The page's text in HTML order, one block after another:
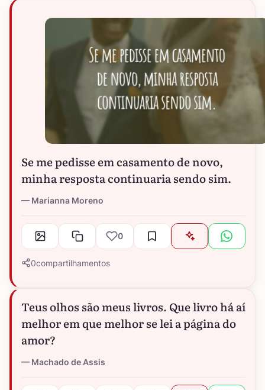
Se me pedisse em casamento de novo,
minha resposta continuaria sendo sim.
Marianna Moreno
0
0compartilhamentos
Teus olhos são meus livros. Que livro há aí
melhor em que melhor se lei a página do
amor?
Machado de Assis